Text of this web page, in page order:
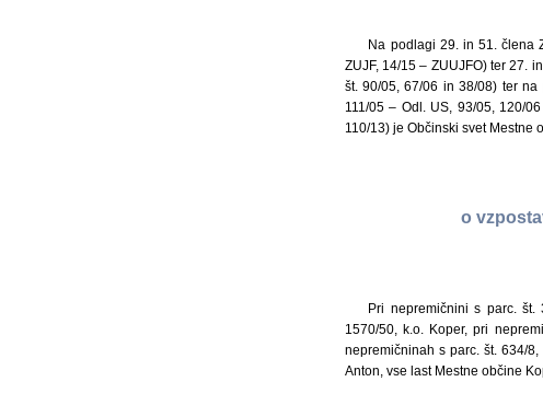
Na podlagi 29. in 51. člena
ZUJF, 14/15 – ZUUJFO) ter 27.
št. 90/05, 67/06 in 38/08) ter
111/05 – Odl. US, 93/05, 120/
110/13) je Občinski svet Mestne
o
Pri nepremičnini s parc. št.
1570/50, k.o. Koper, pri
nepremičninah s parc. št. 634/
Anton, vse last Mestne občine